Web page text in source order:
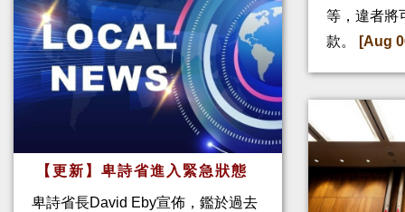
【更新】卑詩省進入緊急狀態
卑詩省長David Eby宣佈，鑑於過去
等，違者將
款。
[Aug